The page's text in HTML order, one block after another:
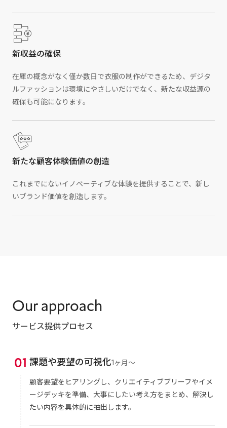
新収益の確保
在庫の概念がなく僅か数日で衣服の制作ができるため、デジタ
ルファッションは環境にやさしいだけでなく、新たな収益源の
確保も可能になります。
新たな顧客体験価値の創造
これまでにないイノベーティブな体験を提供することで、新し
いブランド価値を創造します。
Our approach
サービス提供プロセス
01 課題や要望の可視化1ヶ月〜
顧客要望をヒアリングし、クリエイティブブリーフやイメ
ージデッキを準備、大事にしたい考え方をまとめ、解決し
たい内容を具体的に抽出します。